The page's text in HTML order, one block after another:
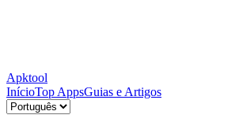
Apktool
InícioTop AppsGuias e Artigos